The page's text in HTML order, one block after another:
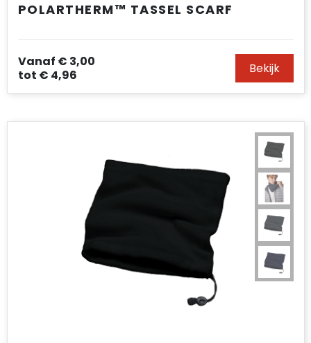
POLARTHERM™ TASSEL SCARF
Vanaf € 3,00
tot € 4,96 Bekijk